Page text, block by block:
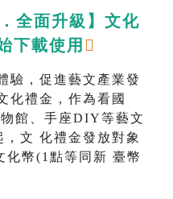
全面升級】文化
下載使用 
驗，促進藝文產業發
化禮金，作為看國
館、手座DIY等藝文
文 化禮金發放對象
化幣(1點等同新 臺幣